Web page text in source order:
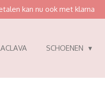
kan nu ook met klarna
SCHOENEN